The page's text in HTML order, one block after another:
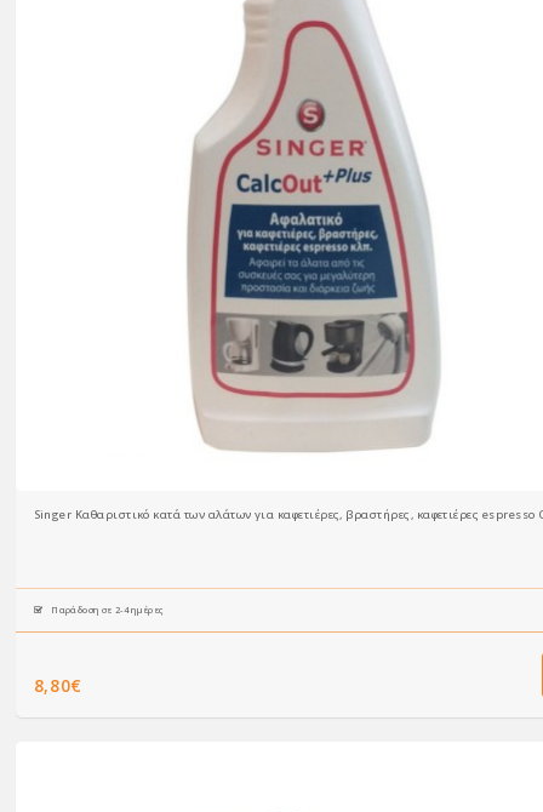
Singer Καθαριστικό κατά των αλάτων για καφετιέρες, βραστήρες, καφετιέρες
Παράδοση σε 2-4 ημέρες
8,80€